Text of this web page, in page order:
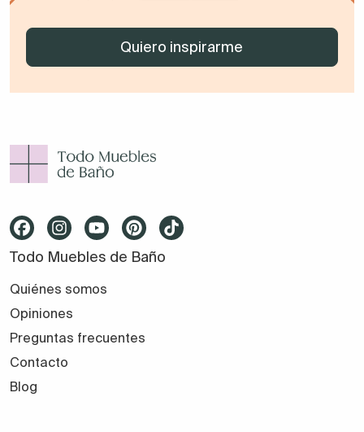
Todo Muebles de Baño
Quiénes somos
Opiniones
Preguntas frecuentes
Contacto
Blog